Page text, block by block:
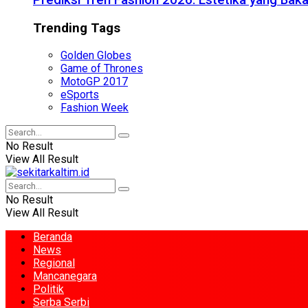
Trending Tags
Golden Globes
Game of Thrones
MotoGP 2017
eSports
Fashion Week
No Result
View All Result
No Result
View All Result
Beranda
News
Regional
Mancanegara
Politik
Serba Serbi